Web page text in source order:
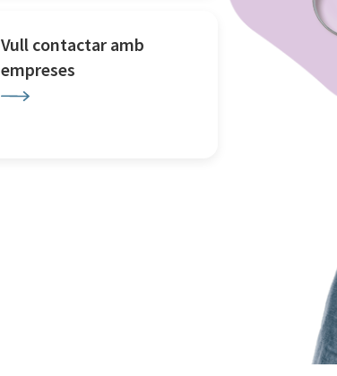
Vull contactar amb
empreses